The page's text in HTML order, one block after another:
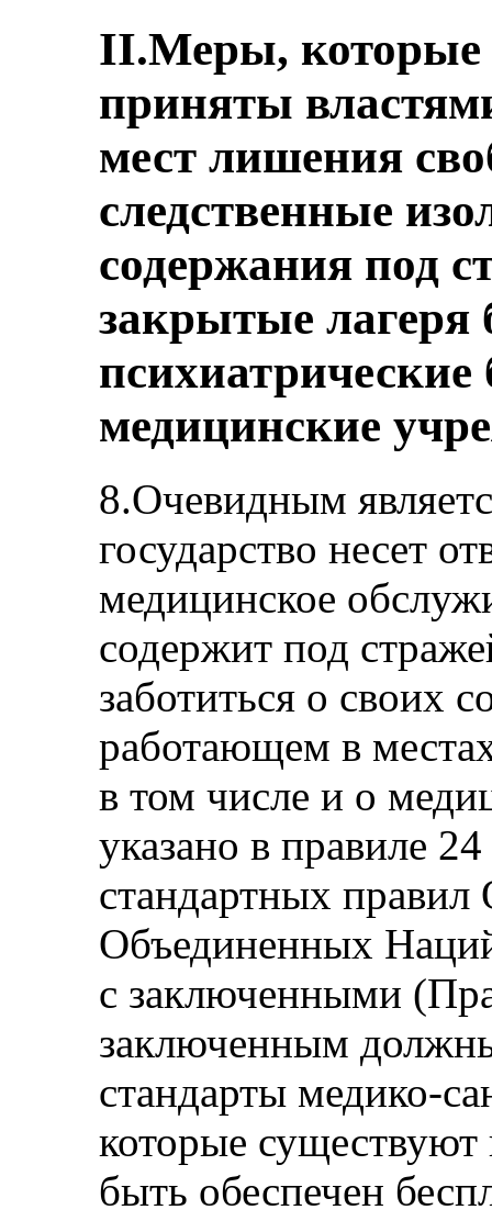
II.Меры,
приняты
мест лишения
следственные
содержания под
закрытые лагеря
медицинские
8.Очевидным
государство несет
медицинское
содержит под
заботиться о своих
работающем в
в том числе и о
указано в правиле
стандартных правил
Объединенных
с заключенными
заключенным
стандарты медико-
которые
быть обеспечен